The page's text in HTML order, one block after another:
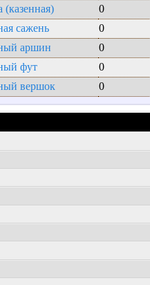
(казенная)
0
сажень
0
аршин
0
фут
0
вершок
0